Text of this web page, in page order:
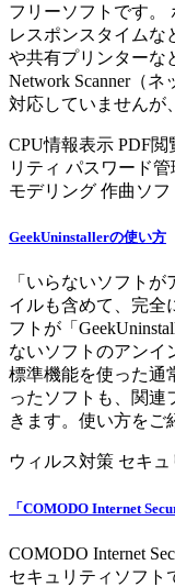
フリーソフトです。
レスポンスタイムな
や共有プリンターな
Network Scanner（
対応していませんが
CPU情報表示 PDF閲
リティ パスワード管
モデリング 作曲ソフ
GeekUninstallerの使い方
「いらないソフト
イルも含めて、完全
フトが「
ないソフトのアンイ
標準機能を使った通
ったソフトも、関連
きます。使い方をご
ウィルス対策 セキュ
「COMODO Internet
COMODO Internet
セキュリティソフト